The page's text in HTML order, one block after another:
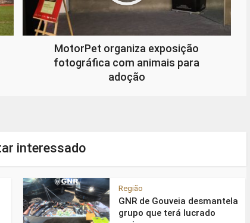
MotorPet organiza exposição
fotográfica com animais para
adoção
interessado
Região
GNR de Gouveia desmantela
grupo que terá lucrado